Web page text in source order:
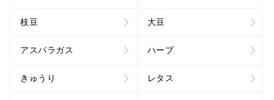
枝豆 大豆
アスパラガス ハーブ
きゅうり レタス